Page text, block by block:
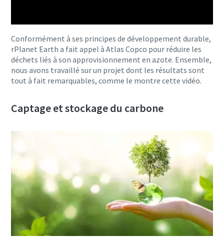
Conformément à ses principes de développement durable,
rPlanet Earth a fait appel à Atlas Copco pour réduire les
déchets liés à son approvisionnement en azote. Ensemble,
nous avons travaillé sur un projet dont les résultats sont
tout à fait remarquables, comme le montre cette vidéo.
Captage et stockage du carbone